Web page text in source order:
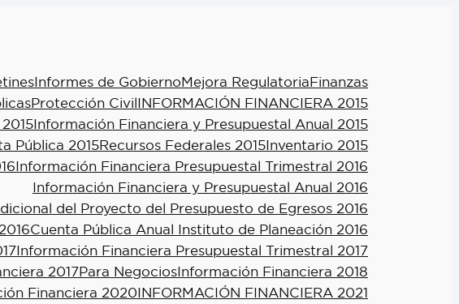
Informes de GobiernoMejora RegulatoriaFinanzas
Protección CivilINFORMACIÓN FINANCIERA 2015
Información Financiera y Presupuestal Anual 2015
Pública 2015Recursos Federales 2015Inventario 2015
Información Financiera Presupuestal Trimestral 2016
Información Financiera y Presupuestal Anual 2016
del Proyecto del Presupuesto de Egresos 2016
Cuenta Pública Anual Instituto de Planeación 2016
Información Financiera Presupuestal Trimestral 2017
2017Para NegociosInformación Financiera 2018
Financiera 2020INFORMACIÓN FINANCIERA 2021